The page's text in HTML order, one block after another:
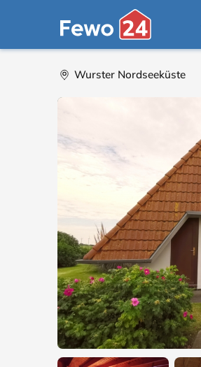
Wurster Nordseeküste